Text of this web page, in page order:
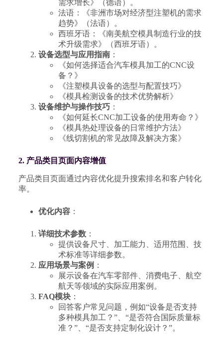
需求增长》（德语）。
法语：《非洲市场对经济型注塑机的需求
趋势》（法语）。
西班牙语：《南美航空模具制造行业的技
术升级需求》（西班牙语）。
设备选型与应用指南：
《如何选择适合汽车模具加工的CNC设
备？》
《注塑模具设备的选型与配置技巧》
《模具检测设备的技术优势解析》
设备维护与操作技巧：
《如何延长CNC加工设备的使用寿命？》
《模具热处理设备的日常维护方法》
《线切割机的常见故障及解决方案》
2. 产品类目页面内容增值
产品类目页面通过内容优化提升搜索排名和客户转化
率。
优化内容：
详细技术参数：
提供设备尺寸、加工能力、适用范围、技
术标准等详细参数。
应用场景与案例 ：
展示设备在汽车零部件、消费电子、航空
航天等领域的实际应用案例。
FAQ模块：
回答客户常见问题，例如“设备是否支持
多种模具加工？”、“是否符合国际质量标
准？”、“是否支持定制化设计？”。